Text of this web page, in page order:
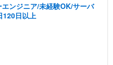
エンジニア/未経験OK/サーバ
120日以上